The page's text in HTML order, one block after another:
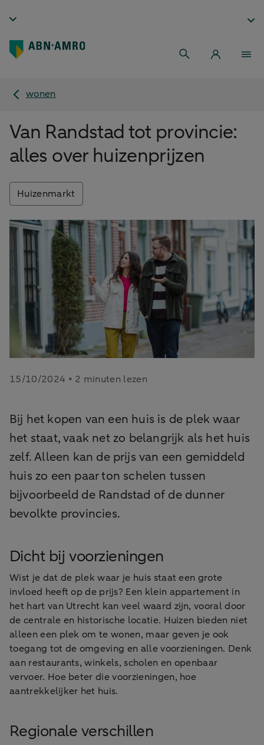
wonen
Van Randstad tot provincie:
alles over huizenprijzen
Huizenmarkt
15/10/2024 • 2 minuten lezen
Bij het kopen van een huis is de plek waar
het staat, vaak net zo belangrijk als het huis
zelf. Alleen kan de prijs van een gemiddeld
huis zo een paar ton schelen tussen
bijvoorbeeld de Randstad of de dunner
bevolkte provincies.
Dicht bij voorzieningen
Wist je dat de plek waar je huis staat een grote
invloed heeft op de prijs? Een klein appartement in
het hart van Utrecht kan veel waard zijn, vooral door
de centrale en historische locatie. Huizen bieden niet
alleen een plek om te wonen, maar geven je ook
toegang tot de omgeving en alle voorzieningen. Denk
aan restaurants, winkels, scholen en openbaar
vervoer. Hoe beter die voorzieningen, hoe
aantrekkelijker het huis.
Regionale verschillen